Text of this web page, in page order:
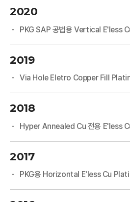
2020
PKG SAP 공법용 Vertical E'less
2019
Via Hole Eletro Copper Fill
2018
Hyper Annealed Cu 전용 E'less
2017
PKG용 Horizontal E'less Cu